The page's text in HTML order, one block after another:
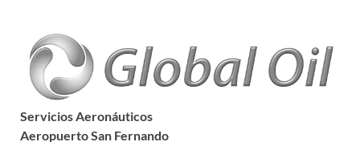
Servicios Aeronáuticos
Aeropuerto San Fernando